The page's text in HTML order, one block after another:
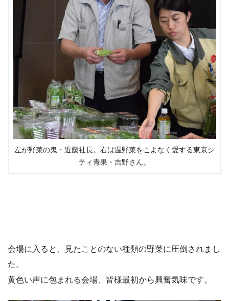
左が野菜の鬼・近藤社長。右は温野菜をこよなく愛する東京シ
ティ青果・吉野さん。
会場に入ると、見たことのない種類の野菜に圧倒されまし
た。
黄色い声に包まれる会場、皆様最初から興奮気味です。